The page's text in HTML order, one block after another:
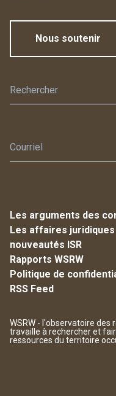
Nous soutenir
Les arguments des
Les affaires juridiques
nouveautés ISR
Rapports WSRW
Politique de
RSS Feed
WSRW - l'observatoire des
travaille à rechercher et
ressources du territoire